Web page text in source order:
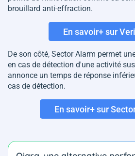
brouillard anti-effraction.
En savoir+ sur
De son côté, Sector Alarm permet
en cas de détection d'une activité
annonce un temps de réponse
cas de détection.
En savoir+ sur